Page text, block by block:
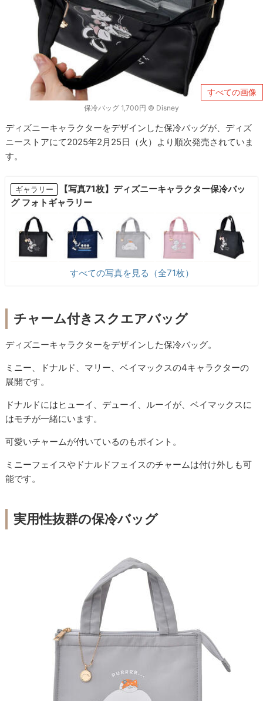
すべての画像
保冷バッグ 1,700円 © Disney
ディズニーキャラクターをデザインした保冷バッグが、ディズ
ニーストアにて2025年2月25日（火）より順次発売されていま
す。
ギャラリー
【写真71枚】ディズニーキャラクター保冷バッ
グ フォトギャラリー
すべての写真を見る（全71枚）
チャーム付きスクエアバッグ
ディズニーキャラクターをデザインした保冷バッグ。
ミニー、ドナルド、マリー、ベイマックスの4キャラクターの
展開です。
ドナルドにはヒューイ、デューイ、ルーイが、ベイマックスに
はモチが一緒にいます。
可愛いチャームが付いているのもポイント。
ミニーフェイスやドナルドフェイスのチャームは付け外しも可
能です。
実用性抜群の保冷バッグ